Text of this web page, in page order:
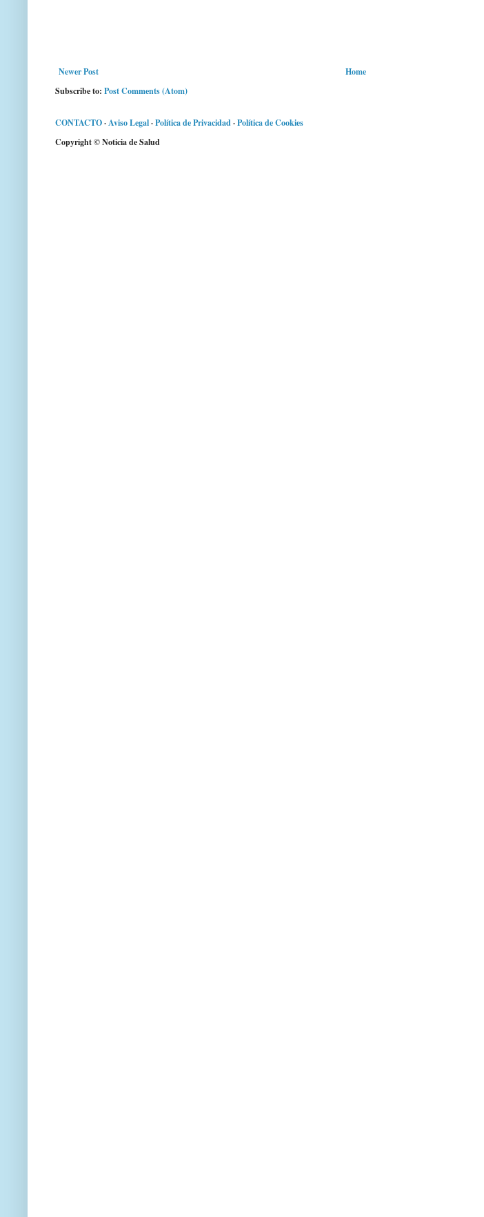
Newer Post
Home
Subscribe to: Post Comments (Atom)
CONTACTO·Aviso Legal·Política de Privacidad·Política de Cookies
Copyright © Noticia de Salud